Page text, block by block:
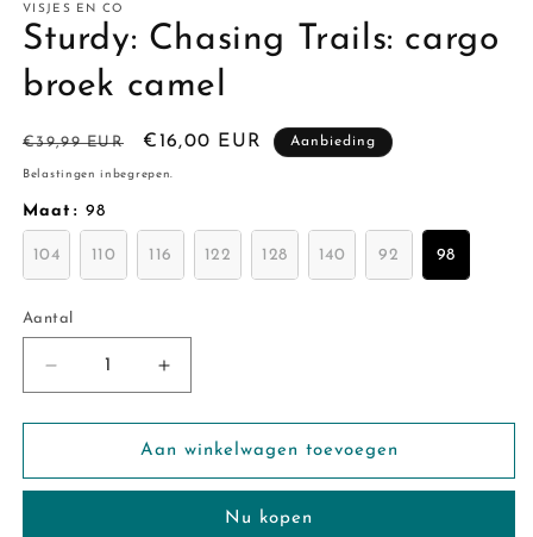
VISJES EN CO
Sturdy: Chasing Trails: cargo
broek camel
Normale
prijs
€39,99 EUR Aanbiedingsprijs
€16,00 EUR Aanbieding
Belastingen inbegrepen.
Maat : 98
104 110 116 122 128 140 92 98
Aantal
Aantal
Aantal
verlagen
voor
Chasing
Aantal
verhogen
voor
Sturdy:
Chasing
Aan winkelwagen toevoegen
Nu kopen